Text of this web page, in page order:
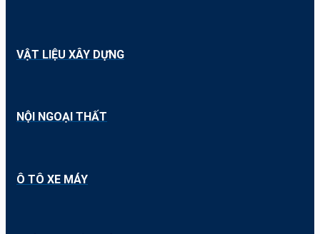
VẬT LIỆU XÂY DỰNG
NỘI NGOẠI THẤT
Ô TÔ XE MÁY